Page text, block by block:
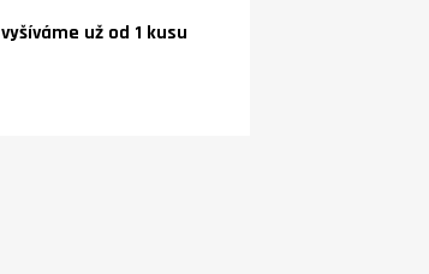
vyšíváme už od 1 kusu